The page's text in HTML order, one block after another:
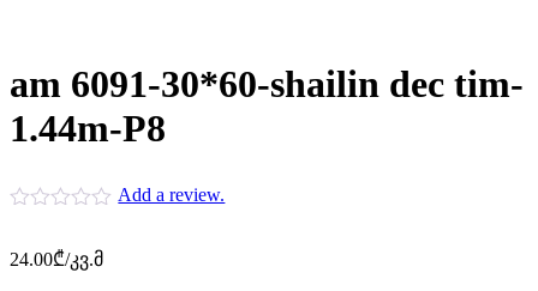
am 6091-30*60-shailin dec tim-
1.44m-P8
Add a review.
24.00₾/კვ.მ